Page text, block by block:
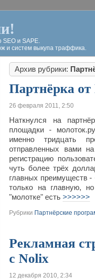
SEO и SAPE.
и систем выкупа траффика.
Архив рубрики:
Партнёрка
26 февраля 2011, 2:50
Наткнулся на
площадки -
именно тридцать
отправленных вами
регистрацию
чуть более трёх
главных преимуществ
только на главную,
"молотке" есть>>>>>>
Рубрики Партнёрские
Рекламная
с Nolix
12 декабря 2010, 2:34